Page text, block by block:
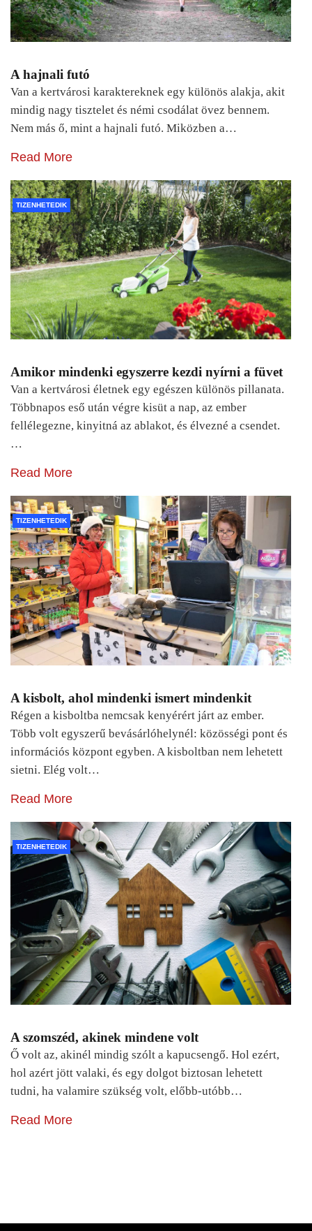
A hajnali futó
Van a kertvárosi karaktereknek egy különös alakja, akit
mindig nagy tisztelet és némi csodálat övez bennem.
Nem más ő, mint a hajnali futó. Miközben a…
Read More
TIZENHETEDIK
Amikor mindenki egyszerre kezdi nyírni a füvet
Van a kertvárosi életnek egy egészen különös pillanata.
Többnapos eső után végre kisüt a nap, az ember
fellélegezne, kinyitná az ablakot, és élvezné a csendet.
…
Read More
TIZENHETEDIK
A kisbolt, ahol mindenki ismert mindenkit
Régen a kisboltba nemcsak kenyérért járt az ember.
Több volt egyszerű bevásárlóhelynél: közösségi pont és
információs központ egyben. A kisboltban nem lehetett
sietni. Elég volt…
Read More
TIZENHETEDIK
A szomszéd, akinek mindene volt
Ő volt az, akinél mindig szólt a kapucsengő. Hol ezért,
hol azért jött valaki, és egy dolgot biztosan lehetett
tudni, ha valamire szükség volt, előbb-utóbb…
Read More